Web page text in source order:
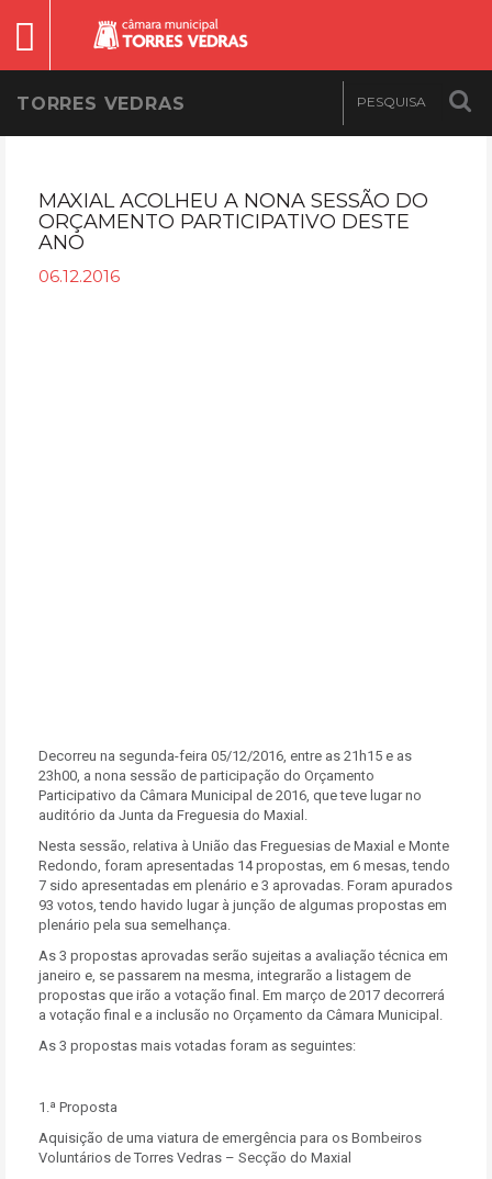
TORRES VEDRAS
MAXIAL ACOLHEU A NONA SESSÃO DO
ORÇAMENTO PARTICIPATIVO DESTE
ANO
06.12.2016
Decorreu na segunda-feira 05/12/2016, entre as 21h15 e as
23h00, a nona sessão de participação do Orçamento
Participativo da Câmara Municipal de 2016, que teve lugar no
auditório da Junta da Freguesia do Maxial.
Nesta sessão, relativa à União das Freguesias de Maxial e Monte
Redondo, foram apresentadas 14 propostas, em 6 mesas, tendo
7 sido apresentadas em plenário e 3 aprovadas. Foram apurados
93 votos, tendo havido lugar à junção de algumas propostas em
plenário pela sua semelhança.
As 3 propostas aprovadas serão sujeitas a avaliação técnica em
janeiro e, se passarem na mesma, integrarão a listagem de
propostas que irão a votação final. Em março de 2017 decorrerá
a votação final e a inclusão no Orçamento da Câmara Municipal.
As 3 propostas mais votadas foram as seguintes:
1.ª Proposta
Aquisição de uma viatura de emergência para os Bombeiros
Voluntários de Torres Vedras – Secção do Maxial